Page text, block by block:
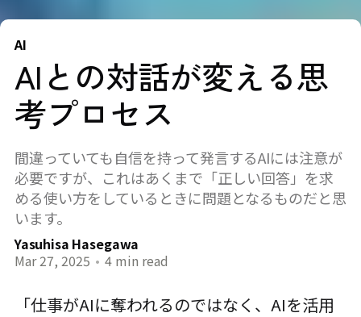
AI
AIとの対話が変える思
考プロセス
間違っていても自信を持って発言するAIには注意が
必要ですが、これはあくまで「正しい回答」を求
める使い方をしているときに問題となるものだと思
います。
Yasuhisa Hasegawa
Mar 27, 2025 • 4 min read
「仕事がAIに奪われるのではなく、AIを活用